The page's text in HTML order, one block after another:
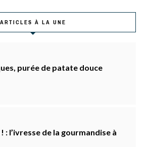
ARTICLES À LA UNE
purée de patate douce
: l’ivresse de la gourmandise à